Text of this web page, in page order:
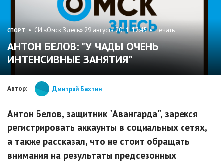
СПОРТ • СИ «Омск Здесь» 29 августа 2011, 12:45 •печать
АНТОН БЕЛОВ: "У ЧАДЫ ОЧЕНЬ
ИНТЕНСИВНЫЕ ЗАНЯТИЯ"
Автор: Дмитрий Бахтин
Антон Белов, защитник "Авангарда", зарекся
регистрировать аккаунты в социальных сетях,
а также рассказал, что не стоит обращать
внимания на результаты предсезонных